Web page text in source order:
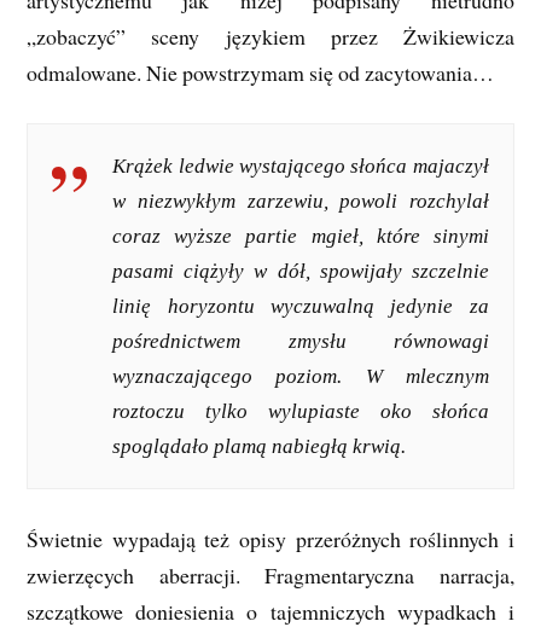
„zobaczyć” sceny językiem przez Żwikiewicza
odmalowane. Nie powstrzymam się od zacytowania…
Krążek ledwie wystającego słońca majaczył
w niezwykłym zarzewiu, powoli rozchylał
coraz wyższe partie mgieł, które sinymi
pasami ciążyły w dół, spowijały szczelnie
linię horyzontu wyczuwalną jedynie za
pośrednictwem zmysłu równowagi
wyznaczającego poziom. W mlecznym
roztoczu tylko wylupiaste oko słońca
spoglądało plamą nabiegłą krwią.
Świetnie wypadają też opisy przeróżnych roślinnych i
zwierzęcych aberracji. Fragmentaryczna narracja,
szczątkowe doniesienia o tajemniczych wypadkach i